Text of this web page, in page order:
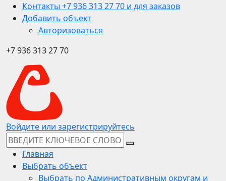
Контакты +7 936 313 27 70 и для заказов
Добавить объект
Авторизоваться
+7 936 313 27 70
Войдите или зарегистрируйтесь
Главная
Выбрать объект
Выбрать по Административным округам и